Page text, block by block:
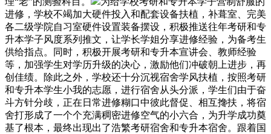
进修，学校不竭加大硬件投入和配套设备扶植，补葺室、完美
各二级学院自习室硬件设置装备摆设，积极推送往年考研和专
升本学子风度系列推文，让学长学姐分享进修经验，为备考生
供给指点。同时，积极开展考研和专升本宣讲会、教师经验
等，加强学生对学历升级的决心，激励他们冲破朝上进步，再
创佳绩。除此之外，学校还十分沉视宿舍学风扶植，按照考研
和专升本学生小我的志愿，进行宿舍从头分派，学生们由于奋
斗方针分歧，正在日常进修糊口中彼此督促、相互搀扶，将宿
舍打形成了一个个充满稠密进修空气的小六合，为升学成功奠
基了根本，最终出现出了浩繁考研宿舍和专升本宿舍。跟着国